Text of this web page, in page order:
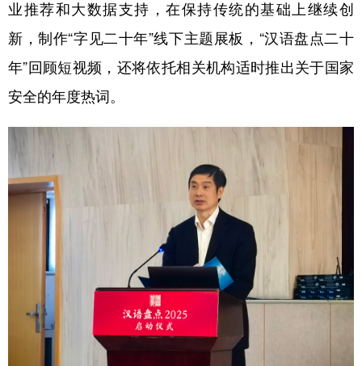
广东 广西 海南 重庆
四川 贵州 云南 西藏
陕西 甘肃 青海 宁夏
多语种频道
English Español Français
日本語
Deutsch Português
业推荐和大数据支持，在保持传统的基础上继续创
新，制作“字见二十年”线下主题展板，“汉语盘点二十
年”回顾短视频，还将依托相关机构适时推出关于国家
安全的年度热词。